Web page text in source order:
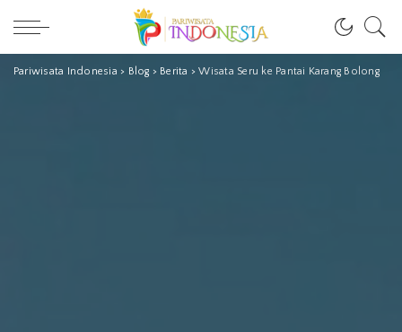
Pariwisata Indonesia > Blog > Berita >Wisata Seru ke Pantai Karang Bolong